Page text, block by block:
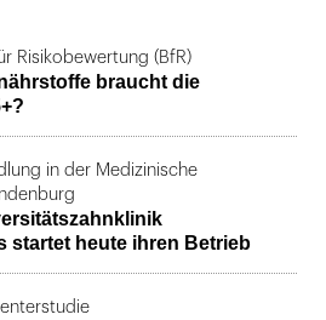
Risikobewertung (BfR)
braucht die
in der Medizinische
startet heute ihren Betrieb